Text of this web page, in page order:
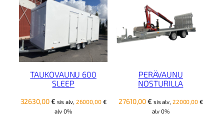
TAUKOVAUNU 600
SLEEP
32630,00€ sis alv, 26000,00 €
alv 0%
PERÄVAUNU
NOSTURILLA
27610,00€ sis alv, 22000,00 €
alv 0%